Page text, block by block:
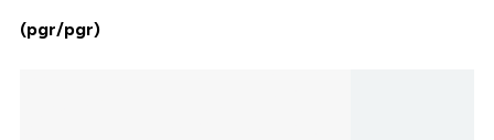
(pgr/pgr)